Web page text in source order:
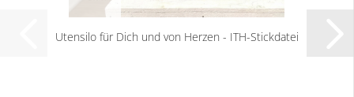
Utensilo für Dich und von Herzen - ITH-Stickdatei